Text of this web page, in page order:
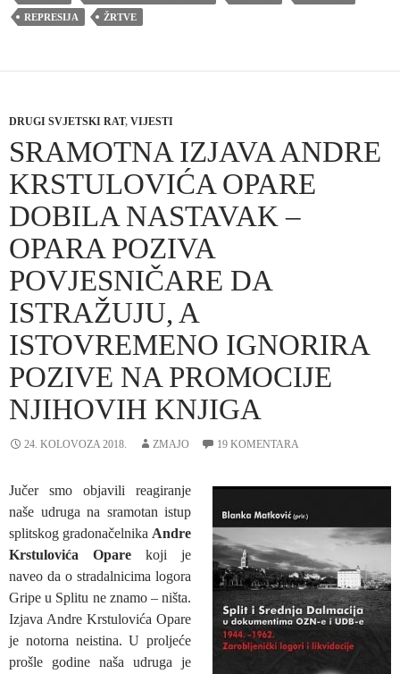
REPRESIJA
ŽRTVE
DRUGI SVJETSKI RAT, VIJESTI
SRAMOTNA IZJAVA ANDRE
KRSTULOVIĆA OPARE
DOBILA NASTAVAK –
OPARA POZIVA
POVJESNIČARE DA
ISTRAŽUJU, A
ISTOVREMENO IGNORIRA
POZIVE NA PROMOCIJE
NJIHOVIH KNJIGA
24. KOLOVOZA 2018. ZMAJO 19 KOMENTARA
Jučer smo objavili reagiranje
naše udruga na sramotan istup
splitskog gradonačelnika Andre
Krstulovića Opare koji je
naveo da o stradalnicima logora
Gripe u Splitu ne znamo – ništa.
Izjava Andre Krstulovića Opare
je notorna neistina. U proljeće
prošle godine naša udruga je